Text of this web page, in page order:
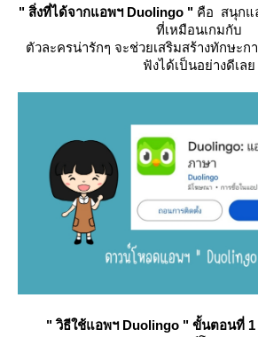
" สิ่งที่ได้จากแอพฯ Duolingo " คือ สนุกแ
ที่เหมือนเกมกับ
ตัวละครน่ารักๆ จะช่วยเสริมสร้างทักษะก
ฟังได้เป็นอย่างดีเล
" วิธีใช้แอพฯ Duolingo " ขั้นตอนที่ 1